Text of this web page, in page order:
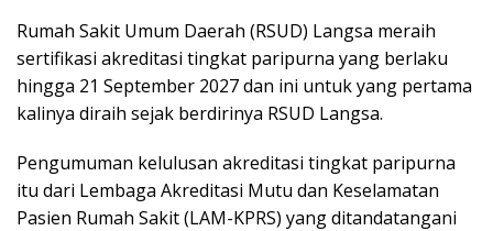
Rumah Sakit Umum Daerah (RSUD) Langsa meraih
sertifikasi akreditasi tingkat paripurna yang berlaku
hingga 21 September 2027 dan ini untuk yang pertama
kalinya diraih sejak berdirinya RSUD Langsa.
Pengumuman kelulusan akreditasi tingkat paripurna
itu dari Lembaga Akreditasi Mutu dan Keselamatan
Pasien Rumah Sakit (LAM-KPRS) yang ditandatangani